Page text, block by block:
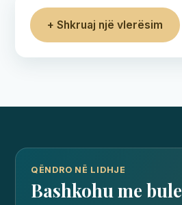
+ Shkruaj një vlerësim
QËNDRO NË LIDHJE
Bashkohu me